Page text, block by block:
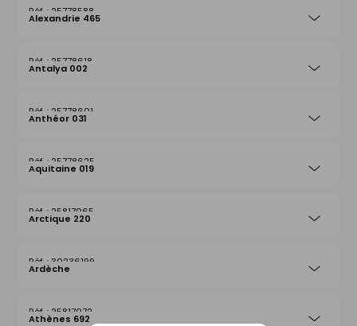
25778588
Alexandrie 465
25778618
Antalya 002
25778601
Anthéor 031
25778625
Aquitaine 019
25817065
Arctique 220
30236199
Ardèche
25817072
Athènes 692